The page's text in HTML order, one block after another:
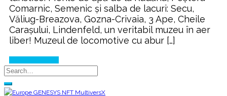
Comarnic, Semenic și salba de lacuri: Secu,
Văliug-Breazova, Gozna-Crivaia, 3 Ape, Cheile
Carașului, Lindenfeld, un veritabil muzeu în aer
liber! Muzeul de locomotive cu abur […]